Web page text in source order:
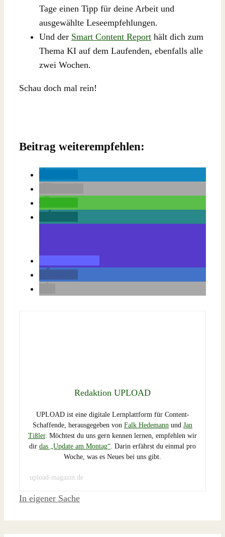
Tage einen Tipp für deine Arbeit und
ausgewählte Leseempfehlungen.
Und der Smart Content Report hält dich zum
Thema KI auf dem Laufenden, ebenfalls alle
zwei Wochen.
Schau doch mal rein!
Beitrag weiterempfehlen:
Redaktion UPLOAD
UPLOAD ist eine digitale Lernplattform für Content-
Schaffende, herausgegeben von Falk Hedemann und Jan
Tißler. Möchtest du uns gern kennen lernen, empfehlen wir
dir das „Update am Montag“. Darin erfährst du einmal pro
Woche, was es Neues bei uns gibt.
upload-magazin.de
Schlagwörter
In eigener Sache